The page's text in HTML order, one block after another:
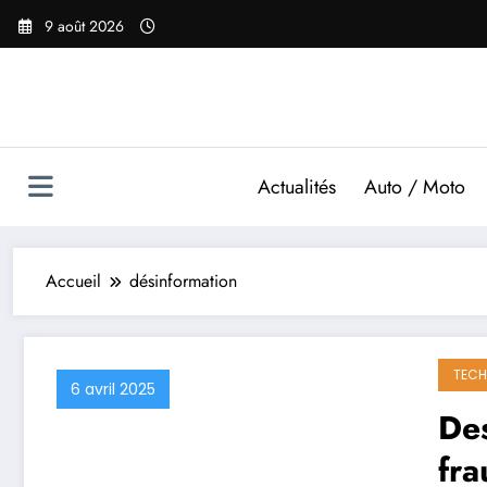
Aller
9 août 2026
Actualités Auto / Moto
Accueil désinformation
6 avril 2025